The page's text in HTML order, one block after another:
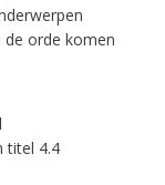
de orde komen
titel 4.4